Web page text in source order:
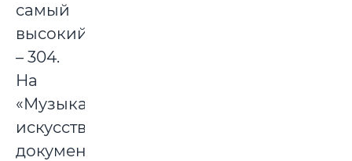
самый
высокий
– 304.
На
«Музыкальное
искусство»
документы